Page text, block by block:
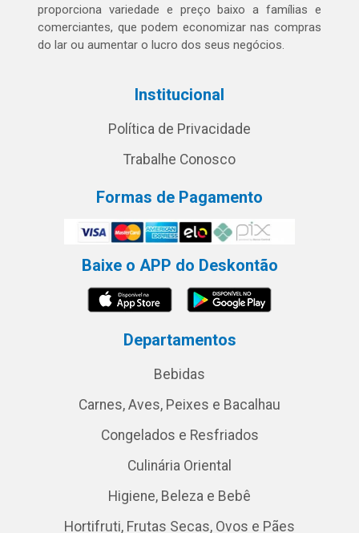
proporciona variedade e preço baixo a famílias e
comerciantes, que podem economizar nas compras
do lar ou aumentar o lucro dos seus negócios.
Institucional
Política de Privacidade
Trabalhe Conosco
Formas de Pagamento
Baixe o APP do Deskontão
Departamentos
Bebidas
Carnes, Aves, Peixes e Bacalhau
Congelados e Resfriados
Culinária Oriental
Higiene, Beleza e Bebê
Hortifruti, Frutas Secas, Ovos e Pães